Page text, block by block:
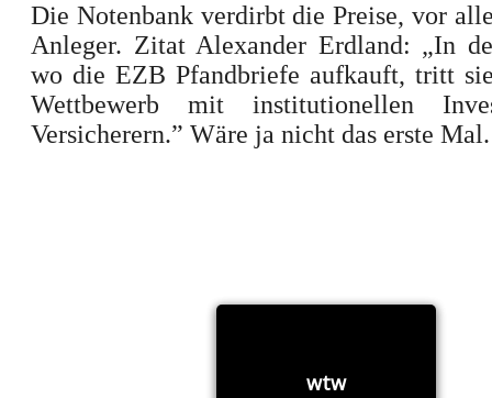
Die Notenbank verdirbt die Preise, vor
Anleger. Zitat Alexander Erdland: „In
wo die EZB Pfandbriefe aufkauft, tritt
Wettbewerb mit institutionellen
Versicherern.” Wäre ja nicht das erste Mal.
wtw